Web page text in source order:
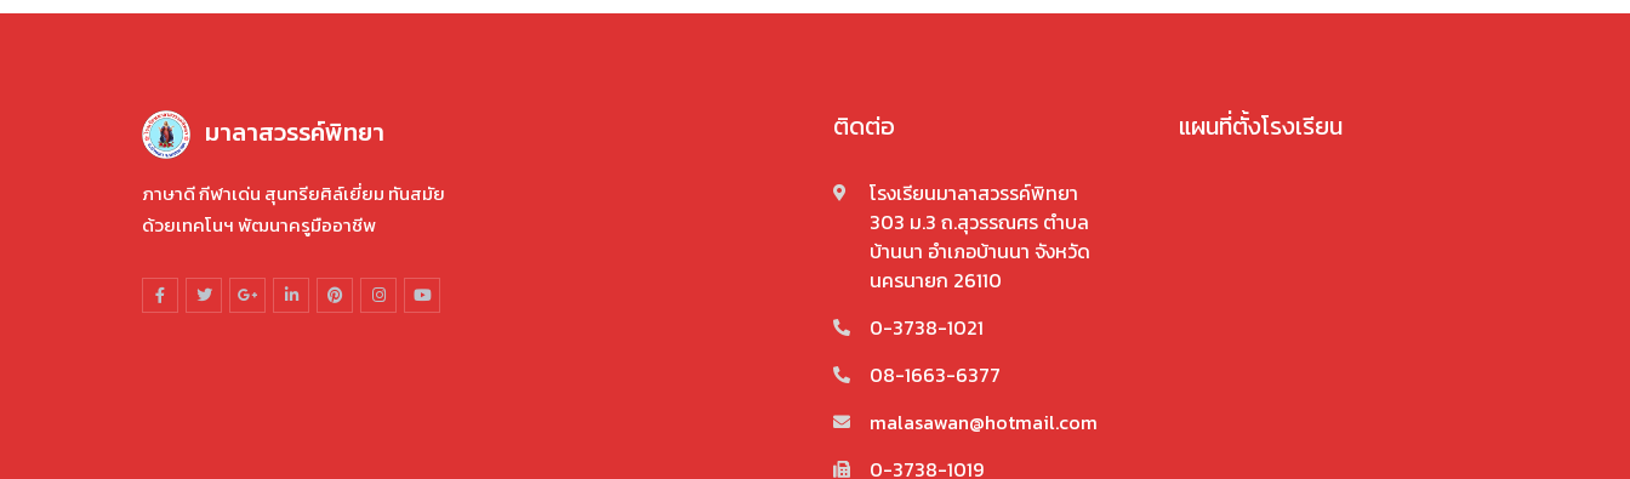
มาลาสวรรค์พิทยา
ภาษาดี กีฬาเด่น สุนทรียศิล์เยี่ยม ทันสมัย
ด้วยเทคโนฯ พัฒนาครูมืออาชีพ
ติดต่อ
โรงเรียนมาลาสวรรค์พิทยา
303 ม.3 ถ.สุวรรณศร ตำบล
บ้านนา อำเภอบ้านนา จังหวัด
นครนายก 26110
0-3738-1021
08-1663-6377
malasawan@hotmail.com
0-3738-1019
แผนที่ตั้งโรงเรียน